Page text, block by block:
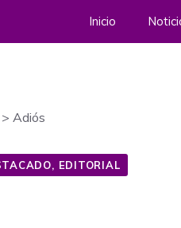
Inicio
>Adiós
, EDITORIAL